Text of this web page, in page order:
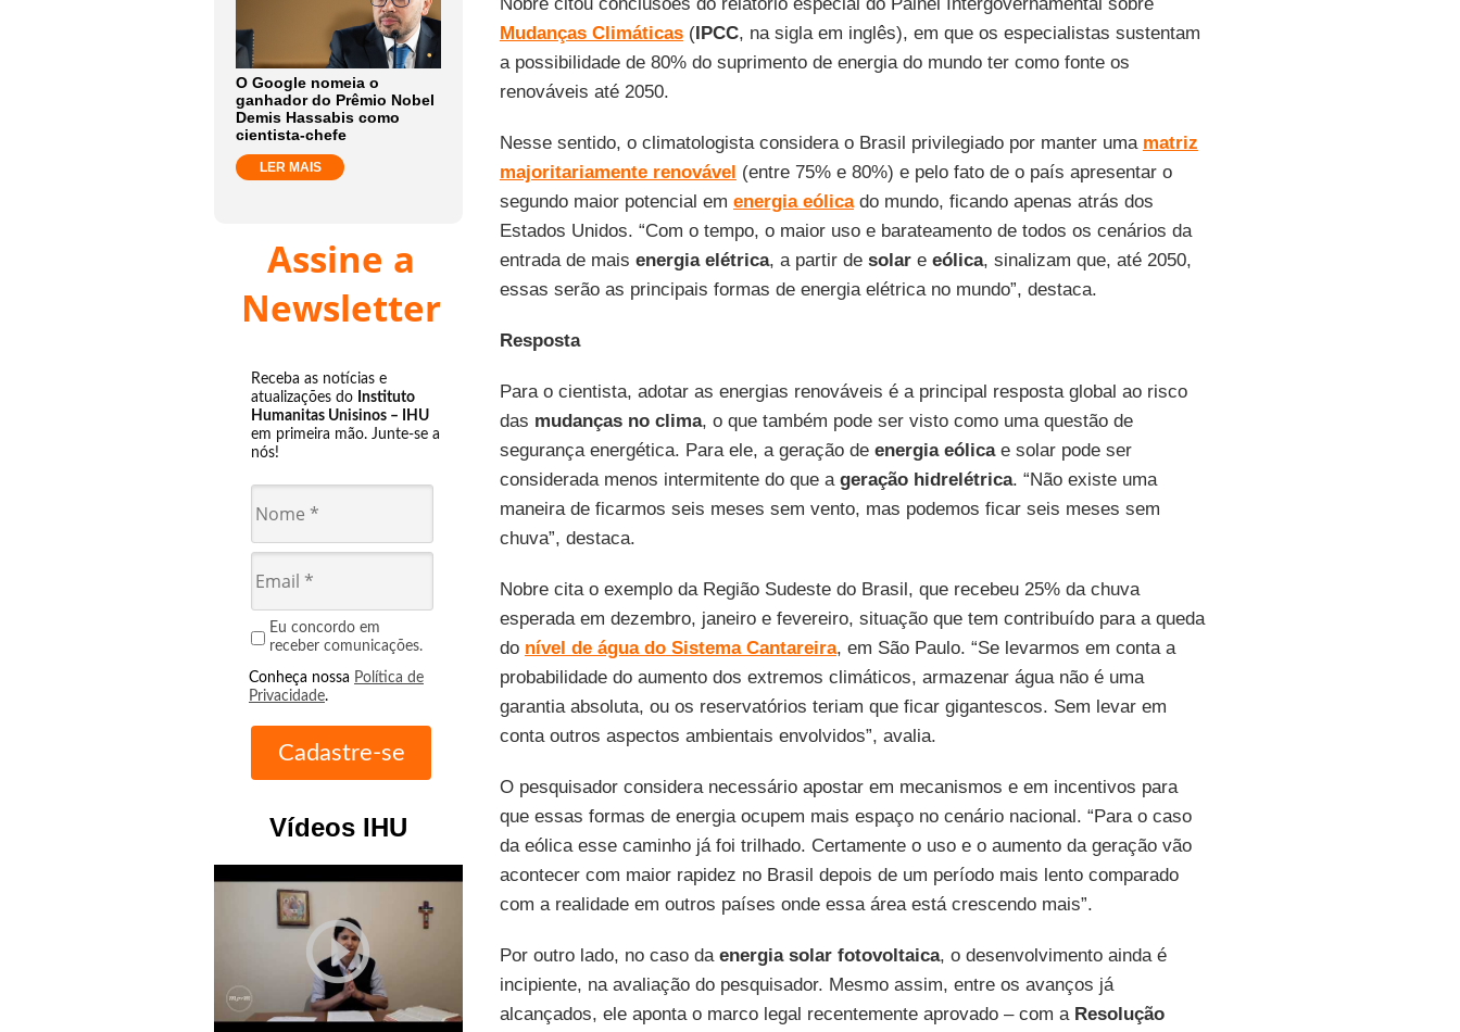
O Google nomeia o
ganhador do Prêmio Nobel
Demis Hassabis como
cientista-chefe
LER MAIS
Assine a
Newsletter
Receba as notícias e
atualizações do Instituto
Humanitas Unisinos – IHU
em primeira mão. Junte-se a
nós!
Eu concordo em
receber comunicações.
Conheça nossa Política de
Privacidade.
Vídeos IHU
play_circle_outline
Mudanças Climáticas(IPCC, na sigla em inglês), em que os especialistas sustentam
a possibilidade de 80% do suprimento de energia do mundo ter como fonte os
renováveis até 2050.
Nesse sentido, o climatologista considera o Brasil privilegiado por manter uma matriz
majoritariamente renovável (entre 75% e 80%) e pelo fato de o país apresentar o
segundo maior potencial em energia eólicado mundo, ficando apenas atrás dos
Estados Unidos. “Com o tempo, o maior uso e barateamento de todos os cenários da
entrada de mais energia elétrica, a partir de solare eólica, sinalizam que, até 2050,
essas serão as principais formas de energia elétrica no mundo”, destaca.
Resposta
Para o cientista, adotar as energias renováveis é a principal resposta global ao risco
das mudanças no clima, o que também pode ser visto como uma questão de
segurança energética. Para ele, a geração de energia eólicae solar pode ser
considerada menos intermitente do que a geração hidrelétrica. “Não existe uma
maneira de ficarmos seis meses sem vento, mas podemos ficar seis meses sem
chuva”, destaca.
Nobre cita o exemplo da Região Sudeste do Brasil, que recebeu 25% da chuva
esperada em dezembro, janeiro e fevereiro, situação que tem contribuído para a queda
do nível de água do Sistema Cantareira, em São Paulo. “Se levarmos em conta a
probabilidade do aumento dos extremos climáticos, armazenar água não é uma
garantia absoluta, ou os reservatórios teriam que ficar gigantescos. Sem levar em
conta outros aspectos ambientais envolvidos”, avalia.
O pesquisador considera necessário apostar em mecanismos e em incentivos para
que essas formas de energia ocupem mais espaço no cenário nacional. “Para o caso
da eólica esse caminho já foi trilhado. Certamente o uso e o aumento da geração vão
acontecer com maior rapidez no Brasil depois de um período mais lento comparado
com a realidade em outros países onde essa área está crescendo mais”.
Por outro lado, no caso da energia solar fotovoltaica, o desenvolvimento ainda é
incipiente, na avaliação do pesquisador. Mesmo assim, entre os avanços já
alcançados, ele aponta o marco legal recentemente aprovado – com a Resolução